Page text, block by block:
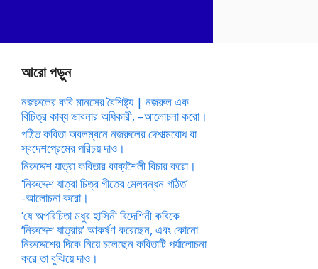
আরো পড়ুন
নজরুলের কবি মানসের বৈশিষ্ট্য | নজরুল এক
বিচিত্র কাব্য ভাবনার অধিকারী, –আলোচনা করো।
পঠিত কবিতা অবলম্বনে নজরুলের দেশাত্মবোধ বা
স্বদেশপ্রেমের পরিচয় দাও।
নিরুদ্দেশ যাত্রা কবিতার কাব্যশৈলী বিচার করো।
‘নিরুদ্দেশ যাত্রা চিত্র গীতের মেলবন্ধন গঠিত’
-আলোচনা করো।
‘ষে অপরিচিতা মধুর হাসিনী বিদেশিনী কবিকে
‘নিরুদ্দেশ যাত্রায়’ আকর্ষণ করেছেন, এবং কোনো
নিরুদ্দেশের দিকে নিয়ে চলেছেন কবিতাটি পর্যালোচনা
করে তা বুঝিয়ে দাও।